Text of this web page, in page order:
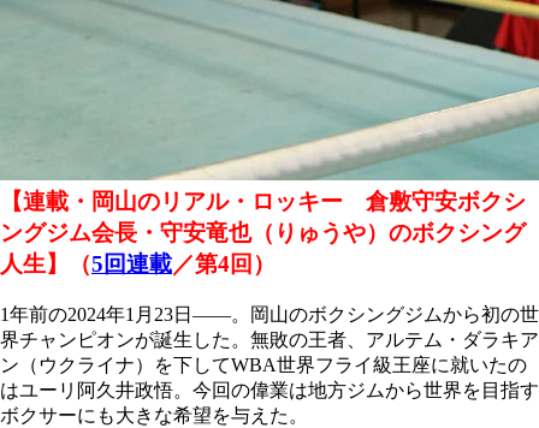
【連載・岡山のリアル・ロッキー 倉敷守安ボクシ
ングジム会長・守安竜也（りゅうや）のボクシング
人生】（5回連載／第4回）
1年前の2024年1月23日――。岡山のボクシングジムから初の世
界チャンピオンが誕生した。無敗の王者、アルテム・ダラキア
ン（ウクライナ）を下してWBA世界フライ級王座に就いたの
はユーリ阿久井政悟。今回の偉業は地方ジムから世界を目指す
ボクサーにも大きな希望を与えた。